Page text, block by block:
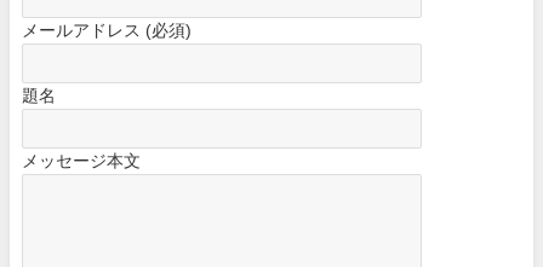
メールアドレス (必須)
題名
メッセージ本文